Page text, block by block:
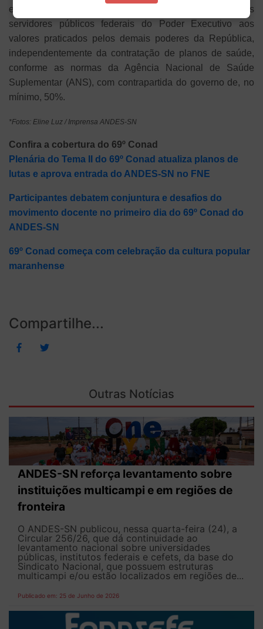
equiparação do auxílio-saúde das servidoras e dos
servidores públicos federais do Poder Executivo aos
valores praticados pelos demais poderes da República,
independentemente da contratação de planos de saúde,
conforme as normas da Agência Nacional de Saúde
Suplementar (ANS), com contrapartida do governo de, no
mínimo, 50%.
*Fotos: Eline Luz / Imprensa ANDES-SN
Confira a cobertura do 69º Conad
Plenária do Tema II do 69º Conad atualiza planos de
lutas e aprova entrada do ANDES-SN no FNE
Participantes debatem conjuntura e desafios do
movimento docente no primeiro dia do 69º Conad do
ANDES-SN
69º Conad começa com celebração da cultura popular
maranhense
Compartilhe...
Outras Notícias
ANDES-SN reforça levantamento sobre
instituições multicampi e em regiões de
fronteira
O ANDES-SN publicou, nessa quarta-feira (24), a
Circular 256/26, que dá continuidade ao
levantamento nacional sobre universidades
públicas, institutos federais e cefets, da base do
Sindicato Nacional, que possuem estruturas
multicampi e/ou estão localizados em regiões de...
Publicado em: 25 de Junho de 2026